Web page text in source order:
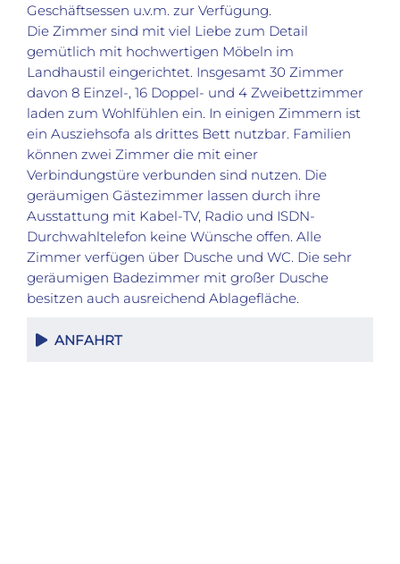
Geschäftsessen u.v.m. zur Verfügung.
Die Zimmer sind mit viel Liebe zum Detail
gemütlich mit hochwertigen Möbeln im
Landhaustil eingerichtet. Insgesamt 30 Zimmer
davon 8 Einzel-, 16 Doppel- und 4 Zweibettzimmer
laden zum Wohlfühlen ein. In einigen Zimmern ist
ein Ausziehsofa als drittes Bett nutzbar. Familien
können zwei Zimmer die mit einer
Verbindungstüre verbunden sind nutzen. Die
geräumigen Gästezimmer lassen durch ihre
Ausstattung mit Kabel-TV, Radio und ISDN-
Durchwahltelefon keine Wünsche offen. Alle
Zimmer verfügen über Dusche und WC. Die sehr
geräumigen Badezimmer mit großer Dusche
besitzen auch ausreichend Ablagefläche.
ANFAHRT